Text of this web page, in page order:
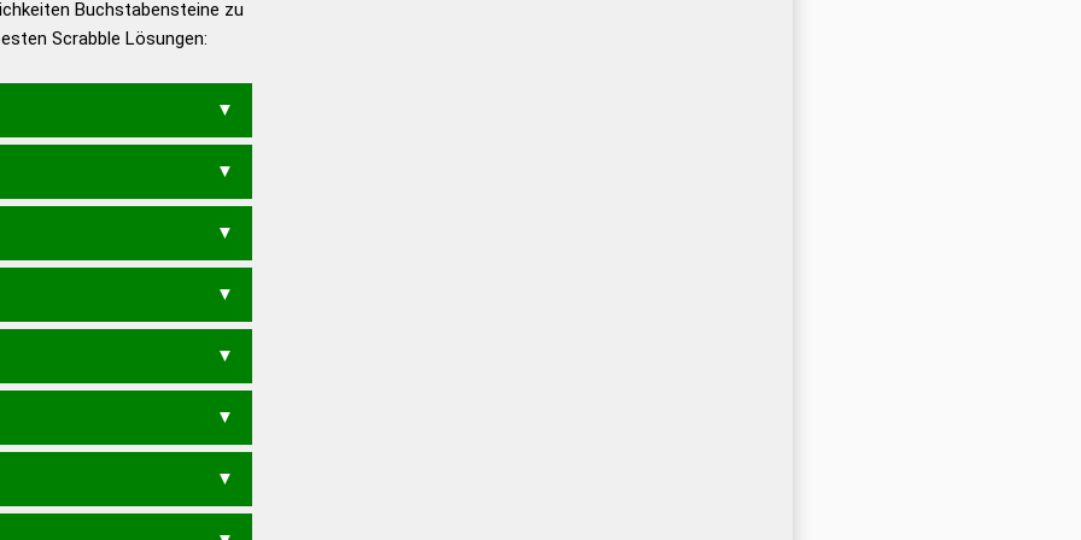
– Die deutsche Grammatik
– Deutsches
Buchstabensteine zu
Scrabble Lösungen: